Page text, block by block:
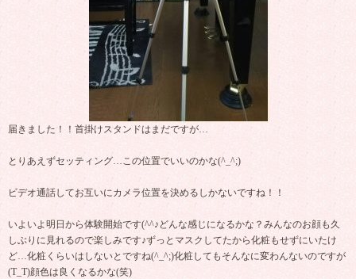
届きました！！首掛けスタンドはまだですが…
とりあえずセッティング…この位置でいいのかな(^_^;)
ビデオ通話してお互いにカメラ位置を決めるしかないですね！！
いよいよ明日から体験開始です(^^♪どんな感じになるかな？みんなのお顔も久
しぶりに見れるので楽しみです♪ずっとマスクしてたから化粧もせずにいたけ
ど…化粧くらいはしないとですね(^_^;)化粧してもそんなに変わんないのですが
(T_T)顔色は良くなるかな(笑)